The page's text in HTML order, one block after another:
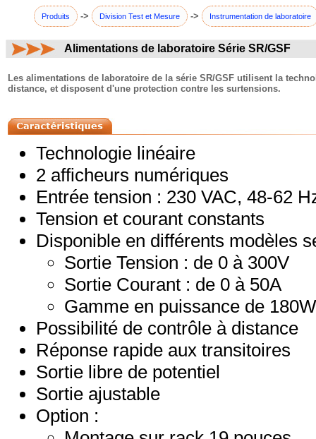
Produits -> Division Test et Mesure -> Instrumentation de laboratoire
Alimentations de laboratoire Série SR/GSF
Les alimentations de laboratoire de la série SR/GSF utilisent la
distance, et disposent d'une protection contre les surtensions.
Technologie linéaire
2 afficheurs numériques
Entrée tension : 230 VAC, 48-62
Tension et courant constants
Disponible en différents modèles
Sortie Tension : de 0 à 300V
Sortie Courant : de 0 à 50A
Gamme en puissance de
Possibilité de contrôle à distance
Réponse rapide aux transitoires
Sortie libre de potentiel
Sortie ajustable
Option :